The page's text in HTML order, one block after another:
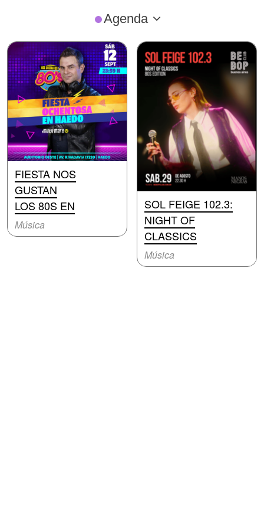
Agenda
FIESTA NOS
GUSTAN
LOS 80S EN
Música
SOL FEIGE 102.3:
NIGHT OF
CLASSICS
Música